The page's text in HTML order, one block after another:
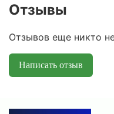
стали 1.5 мм, что
службы.
Разнообразие
модели сейфы
Отзывы
Отзывов еще никто
Написать отзыв